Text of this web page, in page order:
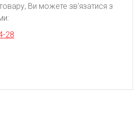
Ви можете зв'язатися з
28